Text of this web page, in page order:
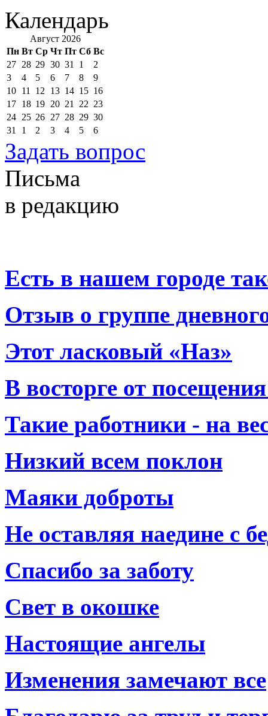
Календарь
Август 2026
Пн Вт Ср Чт Пт Сб Вс
27 28 29 30 31 1
2
3
4 5 6 7 8
9
10 11 12 13 14 15 16
17 18 19 20 21 22 23
24 25 26 27 28 29 30
31
1 2 3 4 5 6
Задать вопрос
Письма
в редакцию
Есть в нашем городе
Отзыв о группе
Этот ласковый «Наз»
В восторге от
Такие работники - на
Низкий всем поклон
Маяки доброты
Не оставляя наедине с
Спасибо за заботу
Свет в окошке
Настоящие ангелы
Изменения замечают все